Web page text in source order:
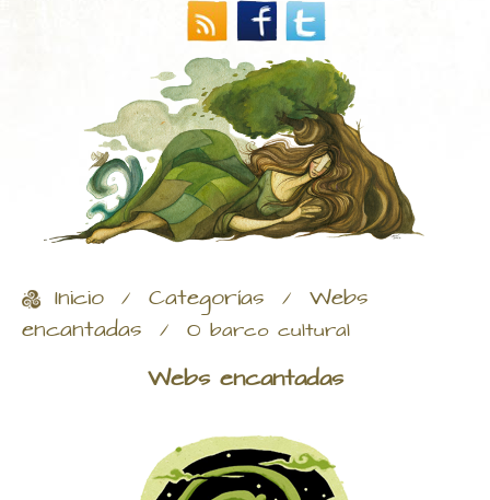
Inicio / Categorías / Webs
encantadas / O barco cultural
Webs encantadas